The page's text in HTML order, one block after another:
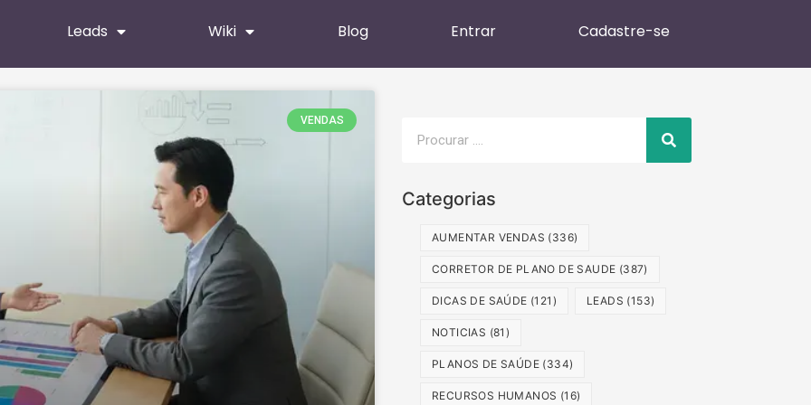
Leads Wiki Blog Entrar Cadastre-se
VENDAS
Categorias
AUMENTAR VENDAS (336)
CORRETOR DE PLANO DE SAUDE (387)
DICAS DE SAÚDE (121) LEADS (153)
NOTICIAS (81)
PLANOS DE SAÚDE (334)
RECURSOS HUMANOS (16)